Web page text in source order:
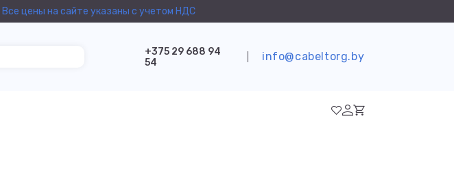
Все цены на сайте указаны с учетом НДС
+375 29 688 94
54
info@cabeltorg.by